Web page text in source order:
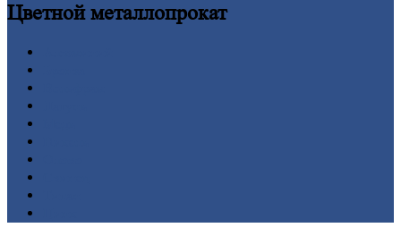
Цветнойметаллопрокат